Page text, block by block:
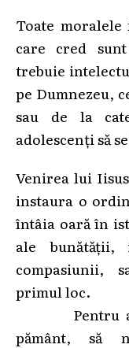
Toate
care cred
trebuie
pe Dumnezeu,
sau de la
adolescenți să
Venirea lui
instaura o
întâia oară în
ale bunătății,
compasiunii,
Pentru a
pământ, să